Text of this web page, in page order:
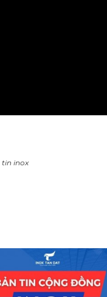
tin inox